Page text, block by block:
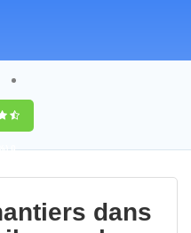
0
dans